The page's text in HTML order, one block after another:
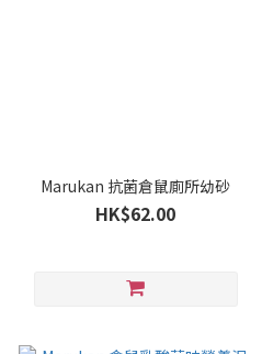
Marukan 抗菌倉鼠廁所幼砂
HK$62.00